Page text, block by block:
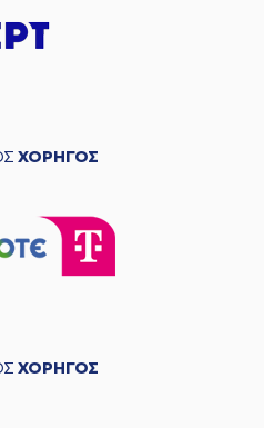
ΧΟΡΗΓΟΣ
ΧΟΡΗΓΟΣ